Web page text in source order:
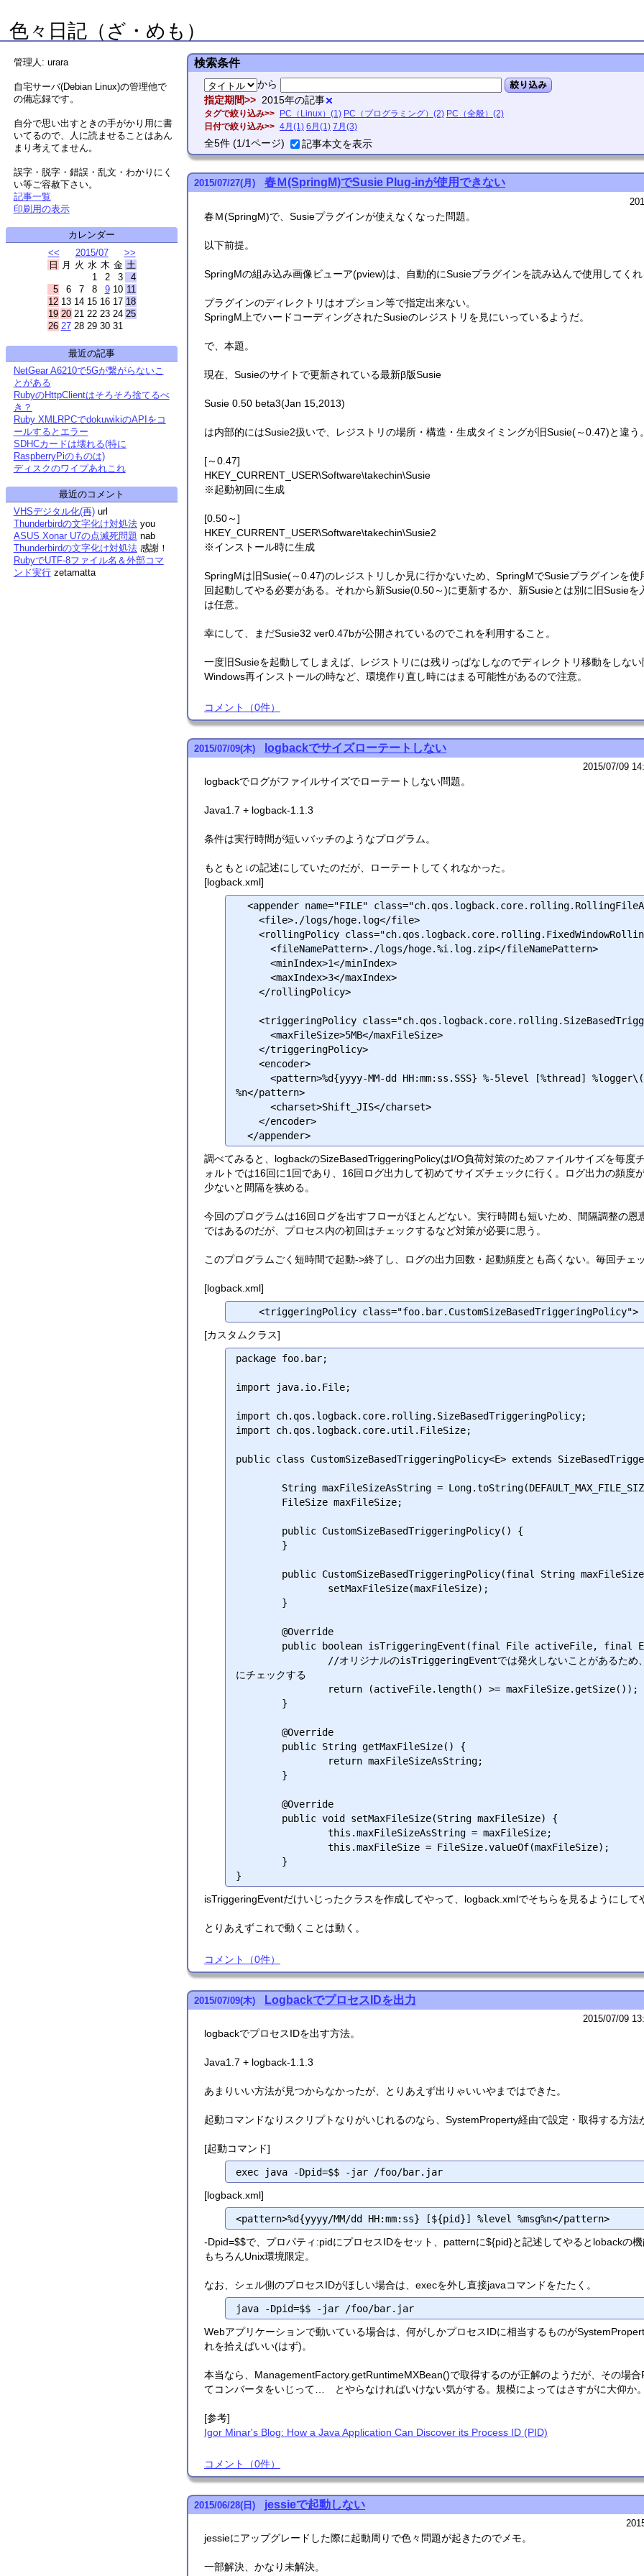
色々日記（ざ・めも）
管理人: urara
自宅サーバ(Debian Linux)の管理他で
の備忘録です。
自分で思い出すときの手がかり用に書
いてるので、人に読ませることはあん
まり考えてません。
誤字・脱字・錯誤・乱文・わかりにく
い等ご容赦下さい。
記事一覧
印刷用の表示
カレンダー
<<
2015/07
>>
日
月 火 水 木 金 土
1
2 3
4
5
6 7 8 9 10 11
12 13 14 15 16 17 18
19 20 21 22 23 24 25
26 27 28 29 30 31
最近の記事
NetGear A6210で5Gが繋がらないこ
とがある
RubyのHttpClientはそろそろ捨てるべ
き？
Ruby XMLRPCでdokuwikiのAPIをコ
ールするとエラー
SDHCカードは壊れる(特に
RaspberryPiのものは)
ディスクのワイプあれこれ
最近のコメント
VHSデジタル化(再) url
Thunderbirdの文字化け対処法 you
ASUS Xonar U7の点滅死問題 nab
Thunderbirdの文字化け対処法 感謝！
RubyでUTF-8ファイル名＆外部コマ
ンド実行 zetamatta
検索条件
から 絞り込み
指定期間 2015年の記事
タグで絞り込み PC（Linux）(1) PC（プログラミング）(2) PC（全般）(2)
日付で絞り込み
4月(1) 6月(1) 7月(3)
全5件 (1/1ページ) 記事本文を表示
2015/07/27(月) 春Ｍ(SpringM)でSusie Plug-inが使用できない
春Ｍ(SpringM)で、Susieプラグインが使えなくなった問題。
以下前提。
SpringMの組み込み画像ビューア(pview)は、自動的にSusieプラグインを読み込んで使用してく
プラグインのディレクトリはオプション等で指定出来ない。
SpringM上でハードコーディングされたSusieのレジストリを見にいっているようだ。
で、本題。
現在、Susieのサイトで更新されている最新β版Susie
Susie 0.50 beta3(Jan 15,2013)
は内部的にはSusie2扱いで、レジストリの場所・構造・生成タイミングが旧Susie(～0.47)と違う
[～0.47]
HKEY_CURRENT_USER\Software\takechin\Susie
※起動初回に生成
[0.50～]
HKEY_CURRENT_USER\Software\takechin\Susie2
※インストール時に生成
SpringMは旧Susie(～0.47)のレジストリしか見に行かないため、SpringMでSusieプラグインを
回起動してやる必要がある。それから新Susie(0.50～)に更新するか、新Susieとは別に旧Susieを
は任意。
幸にして、まだSusie32 ver0.47bが公開されているのでこれを利用すること。
一度旧Susieを起動してしまえば、レジストリには残りっぱなしなのでディレクトリ移動をしな
Windows再インストールの時など、環境作り直し時にはまる可能性があるので注意。
コメント （0件）
2015/07/09(木) logbackでサイズローテートしない
2015/07/09
logbackでログがファイルサイズでローテートしない問題。
Java1.7 + logback-1.1.3
条件は実行時間が短いバッチのようなプログラム。
もともと↓の記述にしていたのだが、ローテートしてくれなかった。
[logback.xml]
  <appender name="FILE" class="ch.qos.logback.core.rolling.RollingFileAppender">
    <file>./logs/hoge.log</file>
    <rollingPolicy class="ch.qos.logback.core.rolling.FixedWindowRollingPolicy">
      <fileNamePattern>./logs/hoge.%i.log.zip</fileNamePattern>
      <minIndex>1</minIndex>
      <maxIndex>3</maxIndex>
    </rollingPolicy>
    <triggeringPolicy class="ch.qos.logback.core.rolling.SizeBasedTriggeringPolicy">
      <maxFileSize>5MB</maxFileSize>
    </triggeringPolicy>
    <encoder>
      <pattern>%d{yyyy-MM-dd HH:mm:ss.SSS} %-5level [%thread] %logger\(%F[%L]\) - %msg
%n</pattern>
      <charset>Shift_JIS</charset>
    </encoder>
調べてみると、logbackのSizeBasedTriggeringPolicyはI/O負荷対策のためファイルサイズを毎度
ォルトでは16回に1回であり、16回ログ出力して初めてサイズチェックに行く。ログ出力の頻度
少ないと間隔を狭める。
今回のプログラムは16回ログを出すフローがほとんどない。実行時間も短いため、間隔調整の恩
ではあるのだが、プロセス内の初回はチェックするなど対策が必要に思う。
このプログラムごく短時間で起動->終了し、ログの出力回数・起動頻度とも高くない。毎回チェ
[logback.xml]
[カスタムクラス]
package foo.bar;
import java.io.File;
import ch.qos.logback.core.rolling.SizeBasedTriggeringPolicy;
import ch.qos.logback.core.util.FileSize;
public class CustomSizeBasedTriggeringPolicy<E> extends
	@Override
にチェックする
	@Override
	@Override
		this.maxFileSizeAsString = maxFileSize;
		this.maxFileSize = FileSize.valueOf(maxFileSize);
isTriggeringEventだけいじったクラスを作成してやって、logback.xmlでそちらを見るようにして
とりあえずこれで動くことは動く。
コメント （0件）
2015/07/09(木) LogbackでプロセスIDを出力
2015/07/09
logbackでプロセスIDを出す方法。
Java1.7 + logback-1.1.3
あまりいい方法が見つからなかったが、とりあえず出りゃいいやまではできた。
起動コマンドなりスクリプトなりがいじれるのなら、SystemProperty経由で設定・取得する方法
[起動コマンド]
[logback.xml]
-Dpid=$$で、プロパティ:pidにプロセスIDをセット、patternに${pid}と記述してやるとlobackの
もちろんUnix環境限定。
なお、シェル側のプロセスIDがほしい場合は、execを外し直接javaコマンドをたたく。
Webアプリケーションで動いている場合は、何がしかプロセスIDに相当するものが
れを拾えばいい(はず)。
本当なら、ManagementFactory.getRuntimeMXBean()で取得するのが正解のようだが、その場
てコンバータをいじって… とやらなければいけない気がする。規模によってはさすがに大仰か
[参考]
Igor Minar's Blog: How a Java Application Can Discover its Process ID (PID)
コメント （0件）
2015/06/28(日) jessieで起動しない
jessieにアップグレードした際に起動周りで色々問題が起きたのでメモ。
一部解決、かなり未解決。